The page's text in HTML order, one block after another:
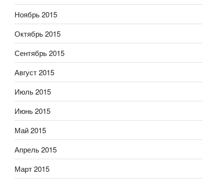
Ноябрь 2015
Октябрь 2015
Сентябрь 2015
Август 2015
Июль 2015
Июнь 2015
Май 2015
Апрель 2015
Март 2015